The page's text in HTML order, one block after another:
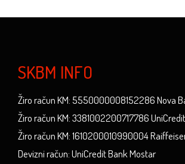
SKBM INFO
Žiro račun KM: 5550000008152286 Nova
Žiro račun KM: 3381002200717786
Žiro račun KM: 1610200010990004
Devizni račun: UniCredit Bank Mostar